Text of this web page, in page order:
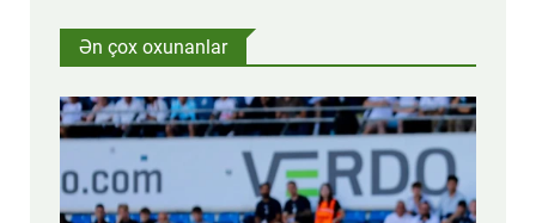
Ən çox oxunanlar